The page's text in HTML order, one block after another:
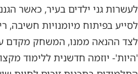
לעשרות גני ילדים בעיר, כאשר
לסייע בפיתוח מיומנויות חשיבה,
לצד ההנאה ממנו, המשחק מקדם
'היות'- יוזמה חדשנית ללימוד